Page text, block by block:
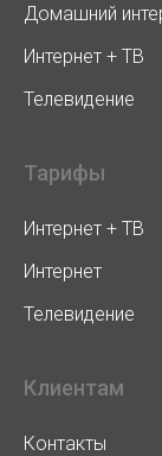
Домашний
Интернет + ТВ
Телевидение
Тарифы
Интернет + ТВ
Интернет
Телевидение
Клиентам
Контакты